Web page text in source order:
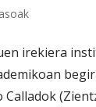
irekiera